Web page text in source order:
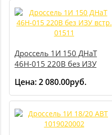
Дроссель 1И 150 ДНаТ
46Н-015 220В без ИЗУ
Цена:2 080.00руб.